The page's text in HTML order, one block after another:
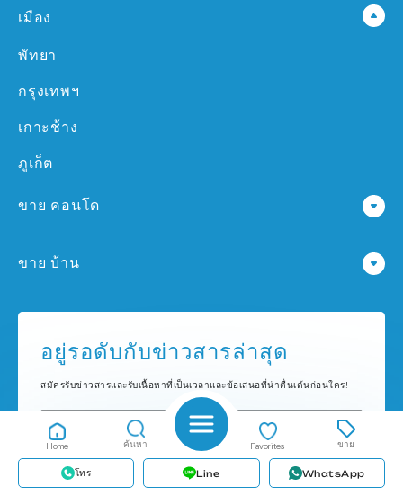
Home ค้นหา Favorites ขาย
โทร Line WhatsApp
เมือง
พัทยา
กรุงเทพฯ
เกาะช้าง
ภูเก็ต
ขาย คอนโด
คอนโด ใน เกาะช้าง
คอนโด ใน ภูเก็ต
ขาย บ้าน
บ้าน ใน ภูเก็ต
อยู่รอดับกับข่าวสารล่าสุด
สมัครรับข่าวสารและรับเนื้อหาที่เป็นเวลาและข้อเสนอที่น่าตื่นเต้นก่อนใคร!
ส่ง